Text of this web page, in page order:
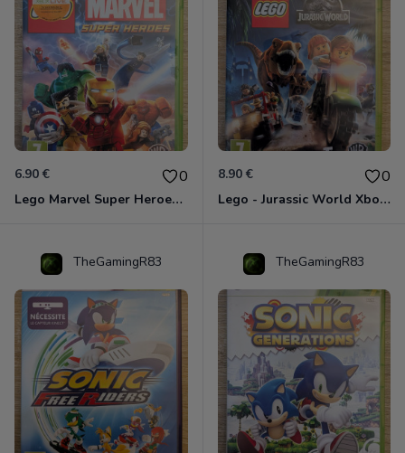
6.90 € 0
Lego Marvel Super Heroes Xbox 360
8.90 € 0
Lego - Jurassic World Xbox 360
TheGamingR83 TheGamingR83